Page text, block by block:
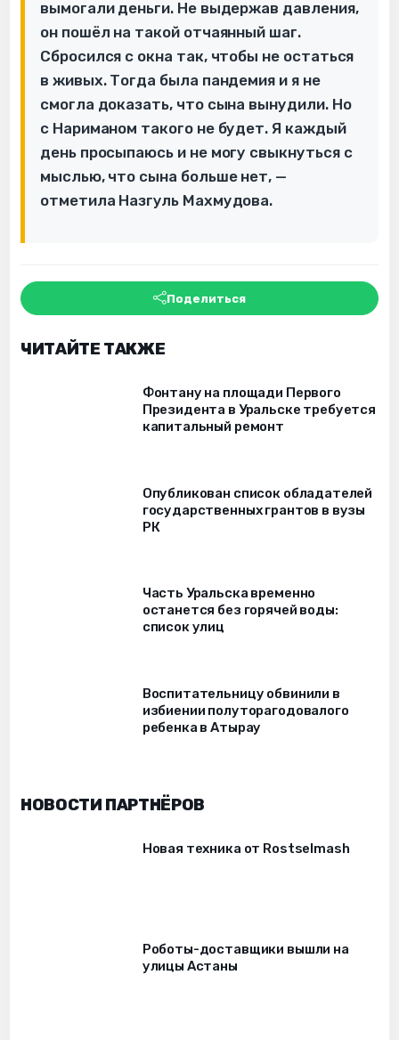
вымогали деньги. Не выдержав давления,
он пошёл на такой отчаянный шаг.
Сбросился с окна так, чтобы не остаться
в живых. Тогда была пандемия и я не
смогла доказать, что сына вынудили. Но
с Нариманом такого не будет. Я каждый
день просыпаюсь и не могу свыкнуться с
мыслью, что сына больше нет, —
отметила Назгуль Махмудова.
Поделиться
ЧИТАЙТЕ ТАКЖЕ
Фонтану на площади Первого
Президента в Уральске требуется
капитальный ремонт
Опубликован список обладателей
государственных грантов в вузы
РК
Часть Уральска временно
останется без горячей воды:
список улиц
Воспитательницу обвинили в
избиении полуторагодовалого
ребенка в Атырау
НОВОСТИ ПАРТНЁРОВ
Новая техника от Rostselmash
Роботы-доставщики вышли на
улицы Астаны